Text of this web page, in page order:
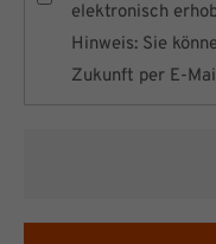
elektronisch
Hinweis: Sie
Zukunft per E-